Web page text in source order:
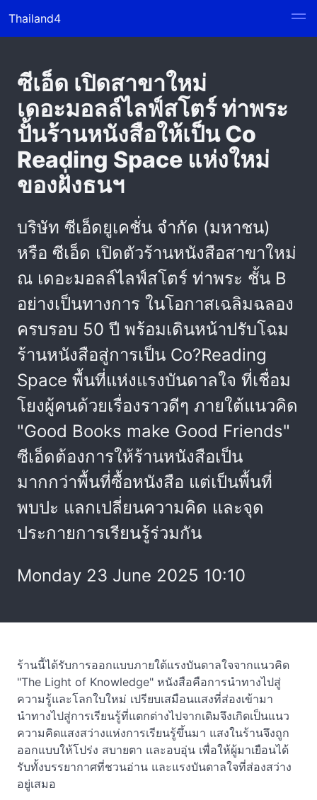
Thailand4
ซีเอ็ด เปิดสาขาใหม่
เดอะมอลล์ไลฟ์สโตร์ ท่าพระ
ปั้นร้านหนังสือให้เป็น Co
Reading Space แห่งใหม่
ของฝั่งธนฯ
บริษัท ซีเอ็ดยูเคชั่น จำกัด (มหาชน)
หรือ ซีเอ็ด เปิดตัวร้านหนังสือสาขาใหม่
ณ เดอะมอลล์ไลฟ์สโตร์ ท่าพระ ชั้น B
อย่างเป็นทางการ ในโอกาสเฉลิมฉลอง
ครบรอบ 50 ปี พร้อมเดินหน้าปรับโฉม
ร้านหนังสือสู่การเป็น Co?Reading
Space พื้นที่แห่งแรงบันดาลใจ ที่เชื่อม
โยงผู้คนด้วยเรื่องราวดีๆ ภายใต้แนวคิด
"Good Books make Good Friends"
ซีเอ็ดต้องการให้ร้านหนังสือเป็น
มากกว่าพื้นที่ซื้อหนังสือ แต่เป็นพื้นที่
พบปะ แลกเปลี่ยนความคิด และจุด
ประกายการเรียนรู้ร่วมกัน
Monday 23 June 2025 10:10
ร้านนี้ได้รับการออกแบบภายใต้แรงบันดาลใจจากแนวคิด
"The Light of Knowledge" หนังสือคือการนำทางไปสู่
ความรู้และโลกใบใหม่ เปรียบเสมือนแสงที่ส่องเข้ามา
นำทางไปสู่การเรียนรู้ที่แตกต่างไปจากเดิมจึงเกิดเป็นแนว
ความคิดแสงสว่างแห่งการเรียนรู้ขึ้นมา แสงในร้านจึงถูก
ออกแบบให้โปร่ง สบายตา และอบอุ่น เพื่อให้ผู้มาเยือนได้
รับทั้งบรรยากาศที่ชวนอ่าน และแรงบันดาลใจที่ส่องสว่าง
อยู่เสมอ